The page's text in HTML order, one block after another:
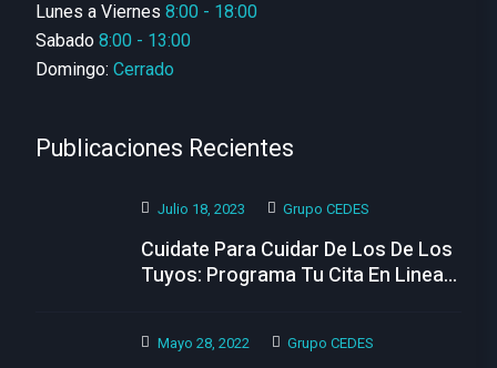
Lunes a Viernes 8:00 - 18:00
Sabado 8:00 - 13:00
Domingo: Cerrado
Publicaciones Recientes
Julio 18, 2023 Grupo CEDES
Cuidate Para Cuidar De Los De Los
Tuyos: Programa Tu Cita En Linea
Mayo 28, 2022 Grupo CEDES